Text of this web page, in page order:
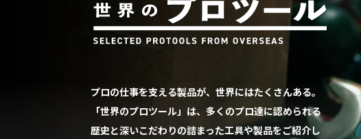
プロの仕事を支える製品が、世界にはたくさんある。
「世界のプロツール」は、多くのプロ達に認められる
歴史と深いこだわりの詰まった工具や製品をご紹介し